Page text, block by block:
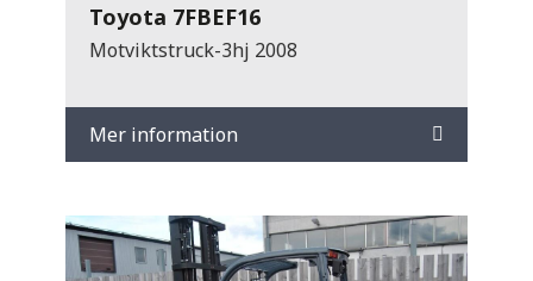
Toyota 7FBEF16
Motviktstruck-3hj 2008
Mer information